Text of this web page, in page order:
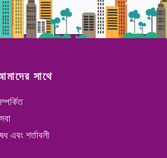
সাথে
এবং শর্তাবলী